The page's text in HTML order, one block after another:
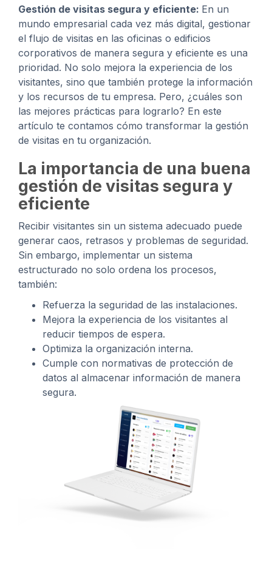
Gestión de visitas segura y eficiente: En un
mundo empresarial cada vez más digital, gestionar
el flujo de visitas en las oficinas o edificios
corporativos de manera segura y eficiente es una
prioridad. No solo mejora la experiencia de los
visitantes, sino que también protege la información
y los recursos de tu empresa. Pero, ¿cuáles son
las mejores prácticas para lograrlo? En este
artículo te contamos cómo transformar la gestión
de visitas en tu organización.
La importancia de una buena
gestión de visitas segura y
eficiente
Recibir visitantes sin un sistema adecuado puede
generar caos, retrasos y problemas de seguridad.
Sin embargo, implementar un sistema
estructurado no solo ordena los procesos,
también:
Refuerza la seguridad de las instalaciones.
Mejora la experiencia de los visitantes al
reducir tiempos de espera.
Optimiza la organización interna.
Cumple con normativas de protección de
datos al almacenar información de manera
segura.